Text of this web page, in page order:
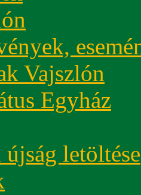
Vajszlón
Egyház
letöltése